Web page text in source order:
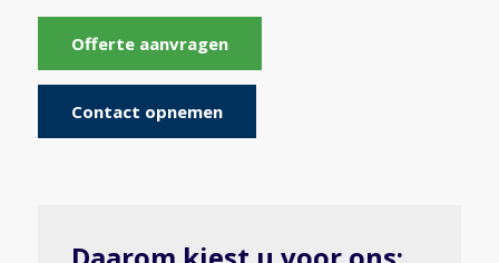
Offerte aanvragen
Contact opnemen